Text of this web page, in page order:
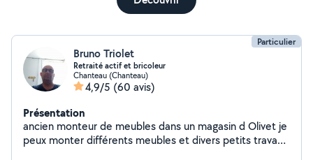
Particulier
Bruno Triolet
Retraité actif et bricoleur
Chanteau (Chanteau)
4,9/5 (60 avis)
Présentation
ancien monteur de meubles dans un magasin d Olivet je
peux monter différents meubles et divers petits travaux